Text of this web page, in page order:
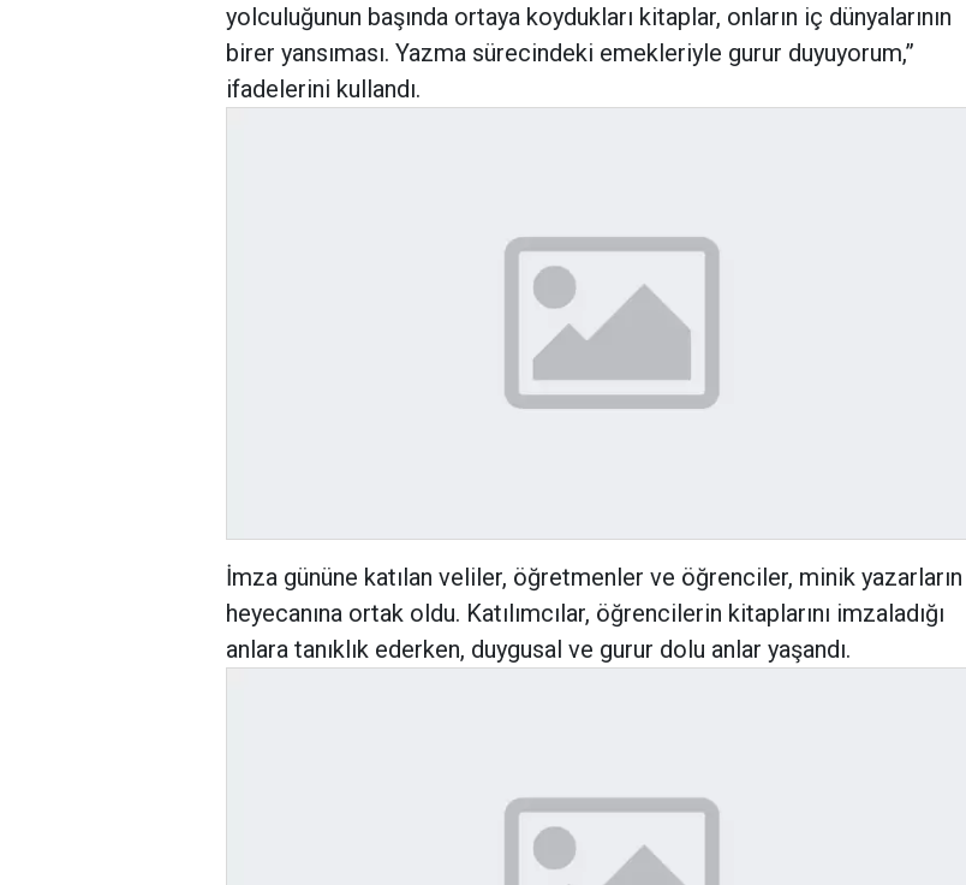
yolculuğunun başında ortaya koydukları kitaplar, onların iç dünyalarının
birer yansıması. Yazma sürecindeki emekleriyle gurur duyuyorum,”
ifadelerini kullandı.
İmza gününe katılan veliler, öğretmenler ve öğrenciler, minik yazarların
heyecanına ortak oldu. Katılımcılar, öğrencilerin kitaplarını imzaladığı
anlara tanıklık ederken, duygusal ve gurur dolu anlar yaşandı.